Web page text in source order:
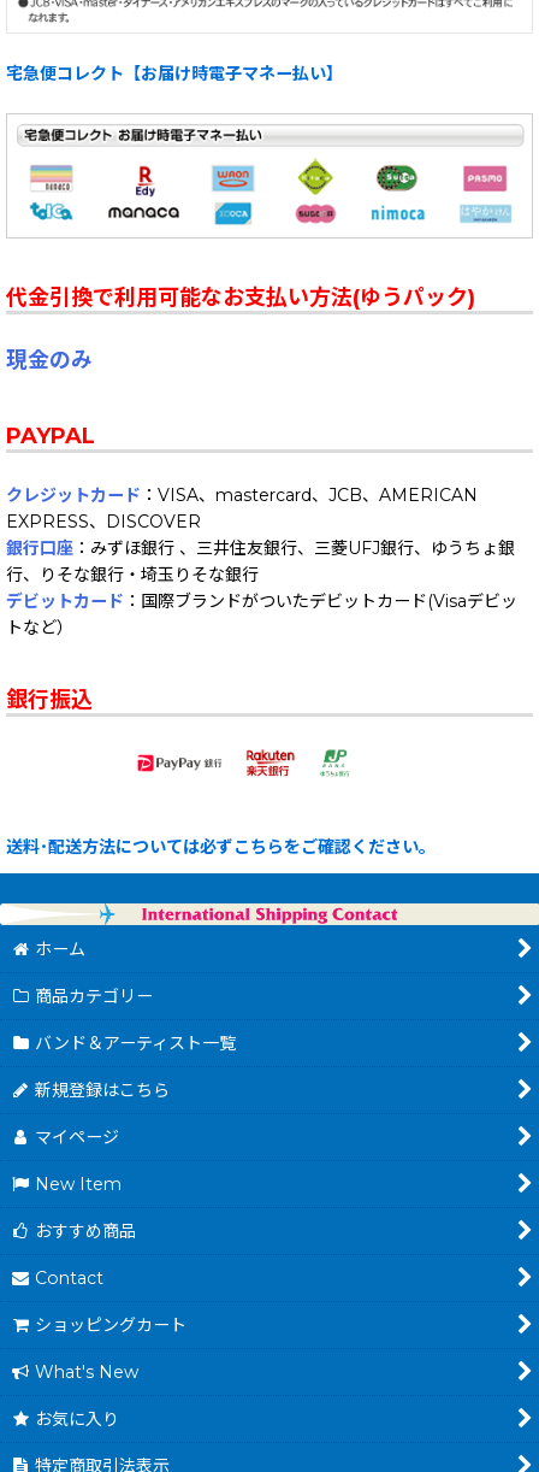
宅急便コレクト【お届け時電子マネー払い】
代金引換で利用可能なお支払い方法(ゆうパック)
現金のみ
PAYPAL
クレジットカード ：VISA、mastercard、JCB、AMERICAN
EXPRESS、DISCOVER
銀行口座 ：みずほ銀行 、三井住友銀行、三菱UFJ銀行、ゆうちょ銀
行、りそな銀行・埼玉りそな銀行
デビットカード ：国際ブランドがついたデビットカード(Visaデビッ
トなど）
銀行振込
送料･配送方法については必ずこちらをご確認ください。
ホーム
商品カテゴリー
バンド＆アーティスト一覧
新規登録はこちら
マイページ
New Item
おすすめ商品
Contact
ショッピングカート
What's New
お気に入り
特定商取引法表示